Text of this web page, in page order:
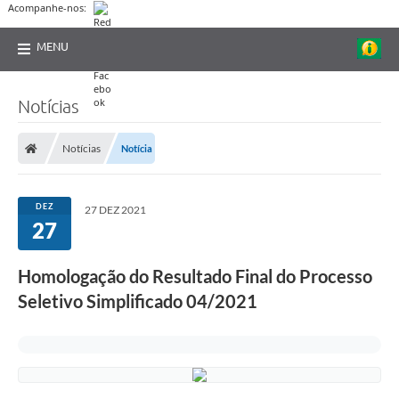
Acompanhe-nos:
MENU
Notícias
Notícias Notícia
DEZ
27
27 DEZ 2021
Homologação do Resultado Final do Processo
Seletivo Simplificado 04/2021